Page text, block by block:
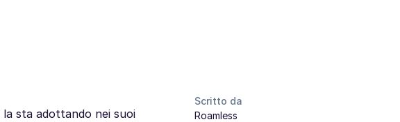
sta adottando nei suoi
Scritto da
Roamless